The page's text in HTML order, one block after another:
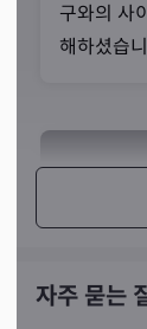
구와의 사
해하셨습
2년 전 여
인데 모두
자주 묻는